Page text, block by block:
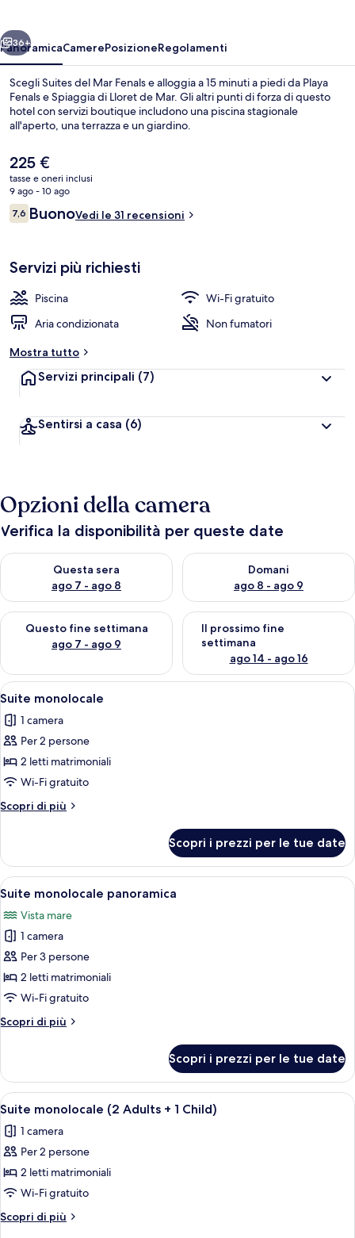
Piscina stagionale all'aperto,
Avanti
36+
PanoramicaCamerePosizioneRegolamenti
Scegli Suites del Mar Fenals e alloggia a 15 minuti a piedi da Playa
Fenals e Spiaggia di Lloret de Mar. Gli altri punti di forza di questo
hotel con servizi boutique includono una piscina stagionale
all'aperto, una terrazza e un giardino.
Il
prezzo
attuale
è
225 €
225 €
tasse e oneri inclusi
9 ago - 10 ago
Recensioni
7,67,6 su 10
BuonoVedi le 31 recensioni
Servizi più richiesti
Piscina
Wi-Fi gratuito
Aria condizionata
Non fumatori
Mostra tutto
Servizi principali (7)
Sentirsi a casa (6)
Opzioni della camera
Verifica la disponibilità per queste date
Questa sera
ago 7 - ago 8
Verifica la disponibilità per questa sera, ago 7 - ago 8
Domani
ago 8 - ago 9
Verifica la disponibilità per
Questo fine settimana
ago 7 - ago 9
Verifica la disponibilità per questo fine settimana, ago 7 - ago
Il prossimo fine
settimana
ago 14 - ago 16
Verifica la disponibilità per il
Apri
tutte
le
foto
per
Suite
monolocale
Camera d'albergo con due letti, una
18
Suite monolocale
1 camera
Per 2 persone
2 letti matrimoniali
Wi-Fi gratuito
Scopri di più
Altri
monolocale
Scopri i prezzi per le tue date
Apri
tutte
le
foto
per
Suite
monolocale
Camera d'albergo con due letti, una
17
Suite monolocale panoramica
Vista mare
1 camera
Per 3 persone
2 letti matrimoniali
Wi-Fi gratuito
Scopri di più
Altri
monolocale
panoramica
Scopri i prezzi per le tue date
Apri
tutte
le
foto
per
Suite
monolocale
(2
Camera d'albergo con due letti, una
19
Suite monolocale (2 Adults + 1 Child)
1 camera
Per 2 persone
2 letti matrimoniali
Wi-Fi gratuito
Scopri di più
Altri